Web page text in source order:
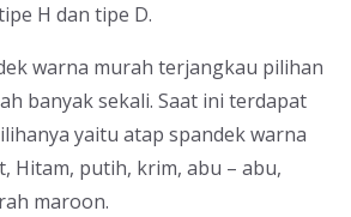
H dan tipe D.
warna murah terjangkau pilihan
banyak sekali. Saat ini terdapat
yaitu atap spandek warna
Hitam, putih, krim, abu – abu,
maroon.